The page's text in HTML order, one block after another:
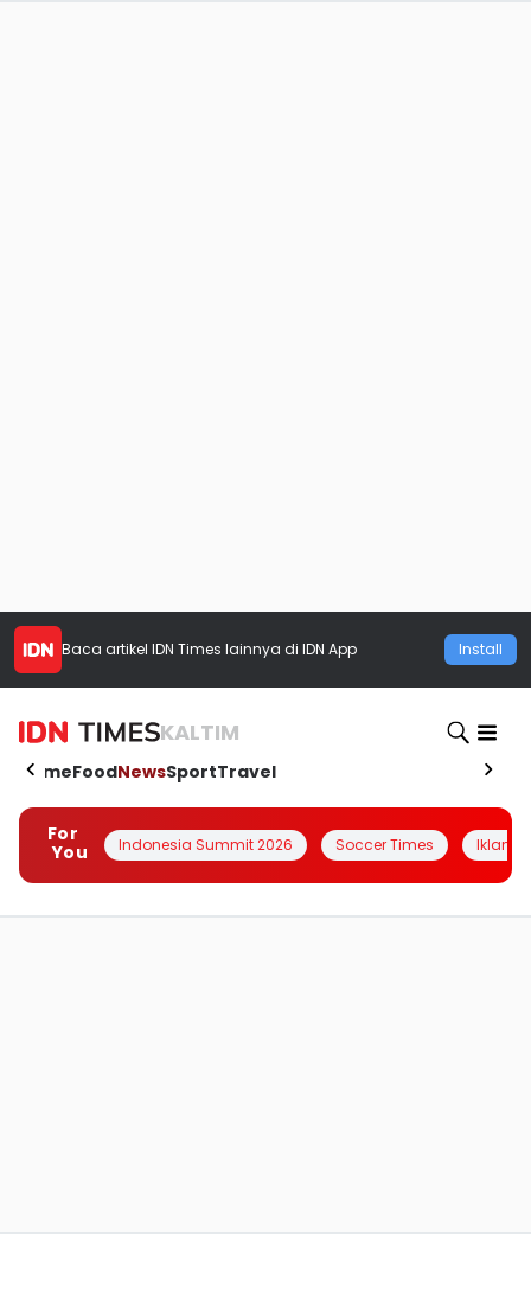
Baca artikel IDN Times lainnya di IDN App Install
KALTIM
HomeFoodNewsSportTravel
For
You
Indonesia Summit 2026 Soccer Times Iklanin